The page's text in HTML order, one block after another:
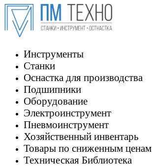
Инструменты
Станки
Оснастка для производства
Подшипники
Оборудование
Электроинструмент
Пневмоинструмент
Хозяйственный инвентарь
Товары по сниженным ценам
Техническая Библиотека